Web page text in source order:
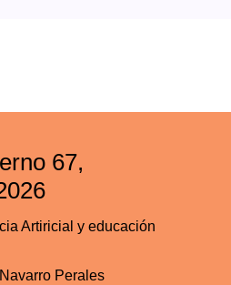
67,
Artiricial y educación
Perales